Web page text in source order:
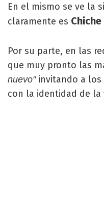
En el mismo se ve la
claramente es
Por su parte, en las
que muy pronto las
nuevo" invitando a los
con la identidad de la